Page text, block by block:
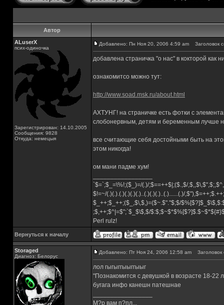
Автор
ALuserX
псих-одиночка
Зарегистрирован: 14.10.2005
Сообщения: 9828
Откуда: немецыя
Добавлено: Пн Ноя 20, 2006 4:59 am Заголовок
добавлена страничка "о нас" в кокторой как
ознакомитсо можно тут:
http://www.soad.msk.ru/about.html
АХТУНГ! на страничке есть фотки с
слобонервным, детям и беременным лучше
все считающие себя достойными быть на
этом никогда!
ом мани падме хум!
`$=`;$_=\%!;($_)=/(.)/;$==++$|;($.,$/
$!=~/(.)(.).(.)(.)(.)(.)..(.)(.)(.)..(.)......(.)/
$_++;$_++;($_,$\,$,)=($~.$"."$;$/
;$,++;$^|=$";`$_$\$,$/
Perl rulz!
Вернуться к началу
Storaged
Диагноз: Белорус
Добавлено: Пт Ноя 24, 2006 12:58 am Заголовок
лол гыгыггыыггыыг
"Познакомится с девушкой в возрасте 18-
бугага инфо канешн патешнае
М?р вам п?пл...